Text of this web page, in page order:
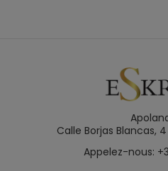
Calle Borjas Blancas,
Appelez-nous: